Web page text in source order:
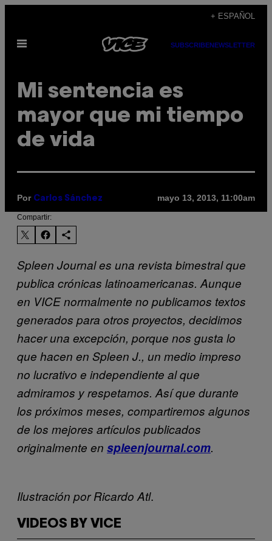
contenido
+ ESPAÑOL
Abrir
SUBSCRIBENEWSLETTER
Mi sentencia es
mayor que mi tiempo
de vida
Por Carlos Sánchez mayo 13, 2013, 11:00am
Compartir:
Spleen Journal es una revista bimestral que
publica crónicas latinoamericanas. Aunque
en VICE normalmente no publicamos textos
generados para otros proyectos, decidimos
hacer una excepción, porque nos gusta lo
que hacen en Spleen J., un medio impreso
no lucrativo e independiente al que
admiramos y respetamos. Así que durante
los próximos meses, compartiremos algunos
de los mejores artículos publicados
originalmente en spleenjournal.com.
Ilustración por Ricardo Atl.
VIDEOS BY VICE